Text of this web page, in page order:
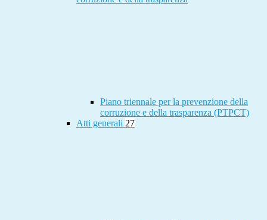
Piano triennale per la prevenzione della
corruzione e della trasparenza (PTPCT)
Atti generali 27